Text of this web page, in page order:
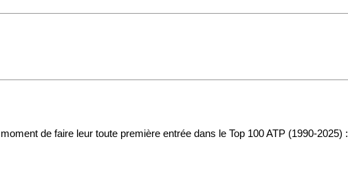
de faire leur toute première entrée dans le Top 100 ATP (1990-2025) :